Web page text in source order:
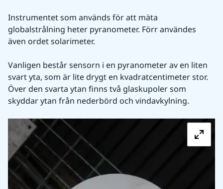
Instrumentet som används för att mäta
globalstrålning heter pyranometer. Förr användes
även ordet solarimeter.
Vanligen består sensorn i en pyranometer av en liten
svart yta, som är lite drygt en kvadratcentimeter stor.
Över den svarta ytan finns två glaskupoler som
skyddar ytan från nederbörd och vindavkylning.